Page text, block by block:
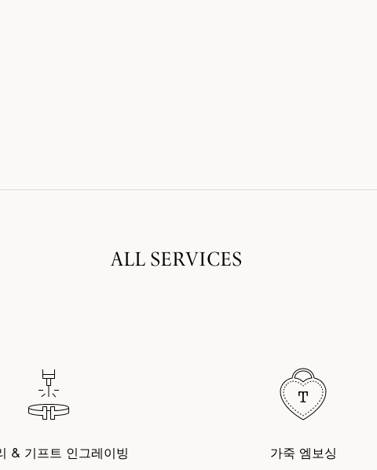
ALL SERVICES
& 기프트 인그레이빙 가죽 엠보싱